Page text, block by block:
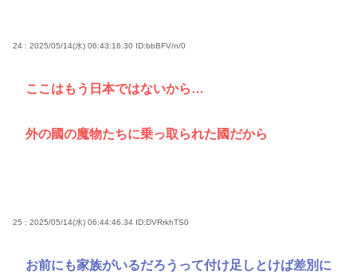
24 : 2025/05/14(水) 06:43:16.30 ID:bbBFV/n/0
ここはもう日本ではないから…
外の國の魔物たちに乗っ取られた國だから
25 : 2025/05/14(水) 06:44:46.34 ID:DVRrkhTS0
お前にも家族がいるだろうって付け足しとけば差別に